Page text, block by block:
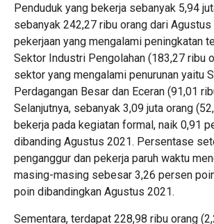
Penduduk yang bekerja sebanyak 5,94
sebanyak 242,27 ribu orang dari Agustus
pekerjaan yang mengalami peningkatan
Sektor Industri Pengolahan (183,27 ribu
sektor yang mengalami penurunan yaitu
Perdagangan Besar dan Eceran (91,01
Selanjutnya, sebanyak 3,09 juta orang
bekerja pada kegiatan formal, naik 0,91
dibanding Agustus 2021. Persentase
penganggur dan pekerja paruh waktu
masing-masing sebesar 3,26 persen
poin dibandingkan Agustus 2021.
Sementara, terdapat 228,98 ribu orang